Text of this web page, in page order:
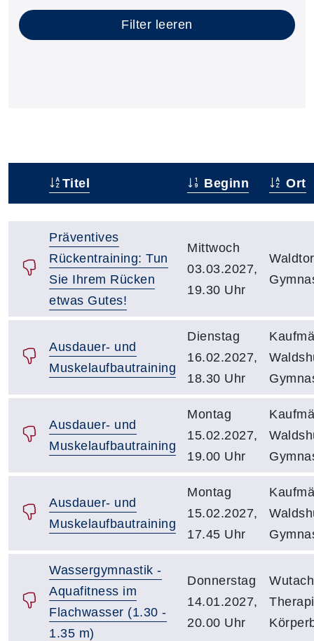
Filter leeren
Status
Titel Beginn Ort
Präventives
Rückentraining: Tun
Sie Ihrem Rücken
etwas Gutes!
Mittwoch
03.03.2027,
19.30 Uhr
Ausdauer- und
Muskelaufbautraining
Dienstag
16.02.2027,
18.30 Uhr
Ausdauer- und
Muskelaufbautraining
Montag
15.02.2027,
19.00 Uhr
Ausdauer- und
Muskelaufbautraining
Montag
15.02.2027,
17.45 Uhr
Wassergymnastik -
Aquafitness im
Flachwasser (1.30 -
1.35 m)
Donnerstag
14.01.2027,
20.00 Uhr